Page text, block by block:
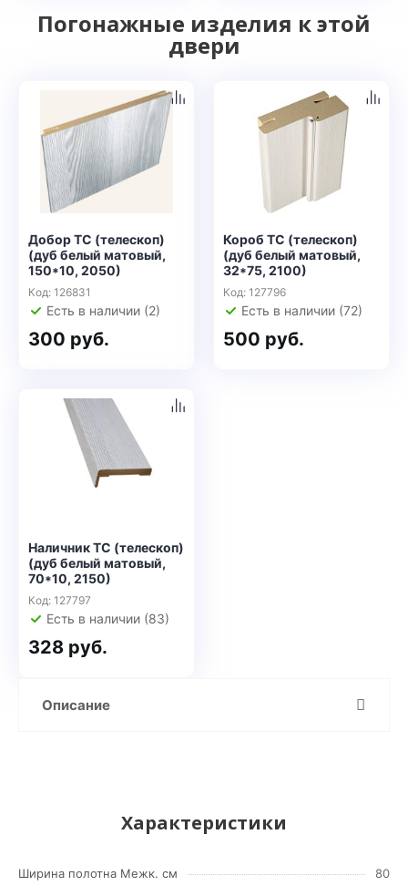
Погонажные изделия к этой
двери
Добор ТС (телескоп)
(дуб белый матовый,
150*10, 2050)
Код: 126831
Есть в наличии (2)
300 руб.
Короб ТС (телескоп)
(дуб белый матовый,
32*75, 2100)
Код: 127796
Есть в наличии (72)
500 руб.
Наличник ТС (телескоп)
(дуб белый матовый,
70*10, 2150)
Код: 127797
Есть в наличии (83)
328 руб.
Описание
Характеристики
Ширина полотна Межк. см
80